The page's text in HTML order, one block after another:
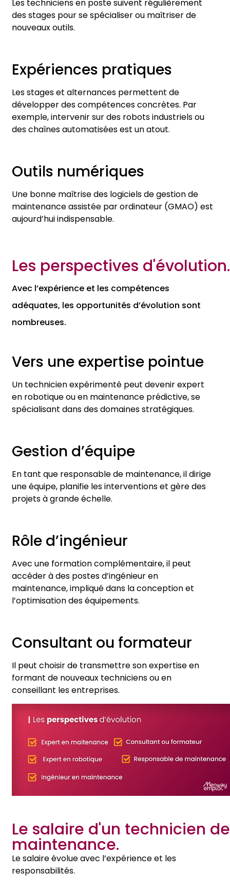
Les techniciens en poste suivent régulièrement
des stages pour se spécialiser ou maîtriser de
nouveaux outils.
Expériences pratiques
Les stages et alternances permettent de
développer des compétences concrètes. Par
exemple, intervenir sur des robots industriels ou
des chaînes automatisées est un atout.
Outils numériques
Une bonne maîtrise des logiciels de gestion de
maintenance assistée par ordinateur (GMAO) est
aujourd’hui indispensable.
Les perspectives d'évolution.
Avec l’expérience et les compétences
adéquates, les opportunités d’évolution sont
nombreuses.
Vers une expertise pointue
Un technicien expérimenté peut devenir expert
en robotique ou en maintenance prédictive, se
spécialisant dans des domaines stratégiques.
Gestion d’équipe
En tant que responsable de maintenance, il dirige
une équipe, planifie les interventions et gère des
projets à grande échelle.
Rôle d’ingénieur
Avec une formation complémentaire, il peut
accéder à des postes d’ingénieur en
maintenance, impliqué dans la conception et
l’optimisation des équipements.
Consultant ou formateur
Il peut choisir de transmettre son expertise en
formant de nouveaux techniciens ou en
conseillant les entreprises.
Le salaire d'un technicien de
maintenance.
Le salaire évolue avec l’expérience et les
responsabilités.